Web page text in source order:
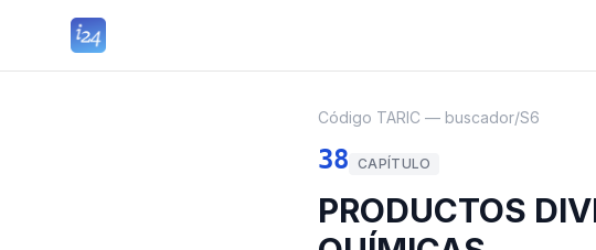
Código TARIC — buscador/S6
38 CAPÍTULO
PRODUCTOS